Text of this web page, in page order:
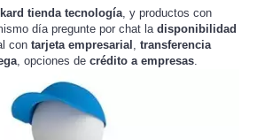
tienda tecnología, y productos con
día pregunte por chat la disponibilidad
con tarjeta empresarial , transferencia
, opciones de crédito a empresas.